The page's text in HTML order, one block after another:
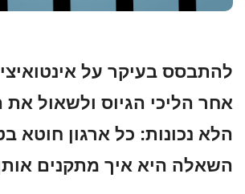
להתבסס בעיקר על
אחר הליכי הגיוס ולשאול
הלא נכונות: כל ארגון חוטא
השאלה היא איך מתקנים